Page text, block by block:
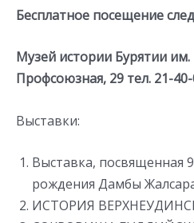
Бесплатное посещение
Музей истории Бурятии им.
Профсоюзная, 29 тел. 21-
Выставки:
Выставка, посвященная
рождения Дамбы
ИСТОРИЯ